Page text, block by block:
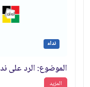
نداء
المزيد